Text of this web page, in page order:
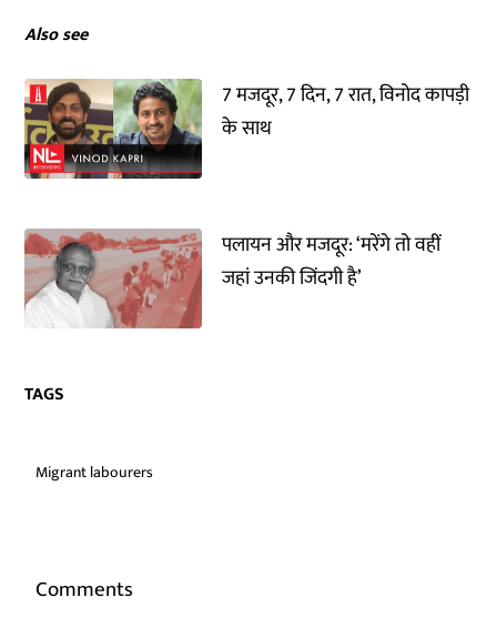
Also see
7 मजदूर, 7 दिन, 7 रात, विनोद कापड़ी
के साथ
पलायन और मजदूर: ‘मरेंगे तो वहीं
जहां उनकी जिंदगी है’
TAGS
Migrant labourers
Comments